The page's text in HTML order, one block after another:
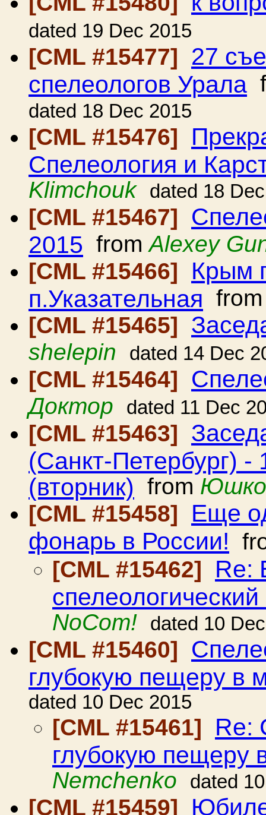
dated 19 Dec 2015
[CML #15477] 27
спелеологов Урала
dated 18 Dec 2015
[CML #15476]
Спелеология и
Klimchouk
dated 18
[CML #15467]
2015 fromAlexey
[CML #15466]
Крым
п.Указательная
[CML #15465]
shelepin dated 14 Dec
[CML #15464]
Доктор dated 11 Dec
[CML #15463]
(Санкт-Петербург) -
(вторник) from
[CML #15458]
Еще
фонарь в России!
[CML #15462]
Re:
NoCom!
dated 10
[CML #15460]
глубокую пещеру в
dated 10 Dec 2015
[CML #15461] Re:
глубокую пещеру
Nemchenko
dated
[CML #15459]